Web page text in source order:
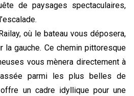
de paysages spectaculaires,
où le bateau vous déposera,
la gauche. Ce chemin pittoresque
parmi les plus belles de
un cadre idyllique pour une